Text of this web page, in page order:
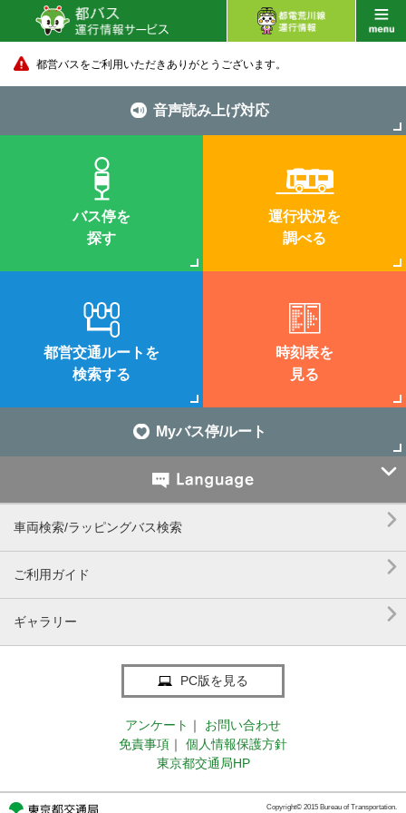
都営バスをご利用いただきありがとうございます。
音声読み上げ対応
バス停を
探す
運行状況を
調べる
都営交通ルートを
検索する
時刻表を
見る
Myバス停/ルート

車両検索/ラッピングバス検索 
ご利用ガイド 
ギャラリー 
PC版を見る
アンケート ｜
お問い合わせ
免責事項 ｜
個人情報保護方針
東京都交通局HP
Copyright© 2015 Bureau of Transportation.